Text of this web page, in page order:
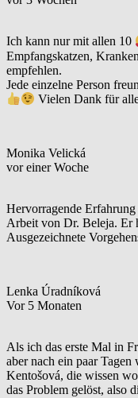
Ich kann nur mit allen 10
Empfangskatzen,
empfehlen.
Jede einzelne Person
Vielen Dank für
Monika Velická
vor einer Woche
Hervorragende
Arbeit von Dr. Beleja. Er
Ausgezeichnete
Lenka Úradníková
Vor 5 Monaten
Als ich das erste Mal in
aber nach ein paar
Kentošová, die wissen
das Problem gelöst, also